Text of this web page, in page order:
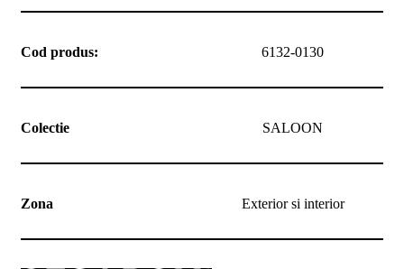
Cod produs: 6132-0130
Colectie SALOON
Zona Exterior si interior